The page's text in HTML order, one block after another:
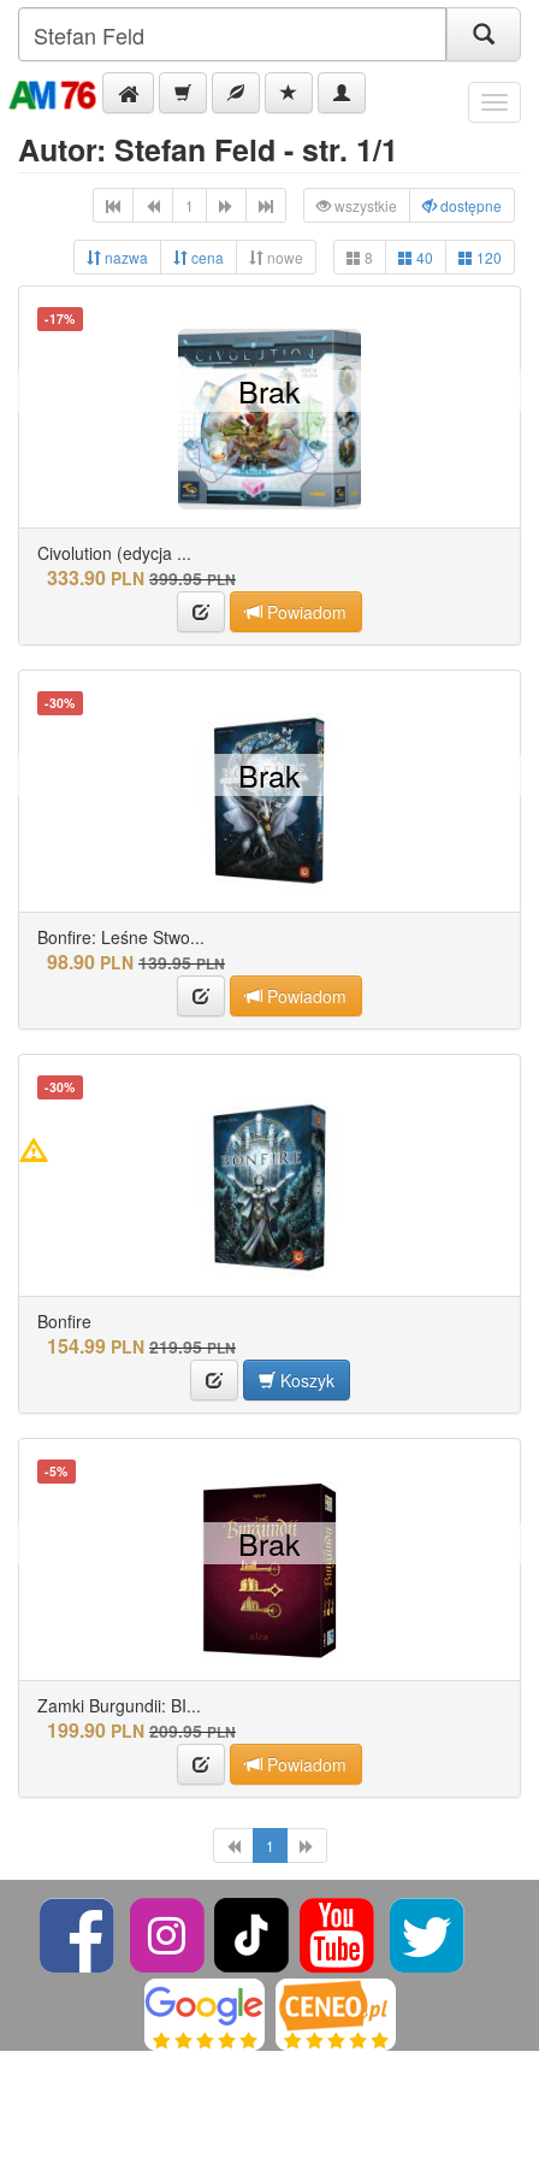
Menu
Autor: Stefan Feld - str. 1/1
1 wszystkie dostępne
nazwa cena nowe 8 40 120
-17%
Civolution (edycja ...
333.90 PLN 399.95 PLN
Powiadom
Brak
-30%
Bonfire: Leśne Stwo...
98.90 PLN 139.95 PLN
Powiadom
Brak
-30%
Bonfire
154.99 PLN 219.95 PLN
Koszyk
-5%
Zamki Burgundii: BI...
199.90 PLN 209.95 PLN
Powiadom
Brak
1